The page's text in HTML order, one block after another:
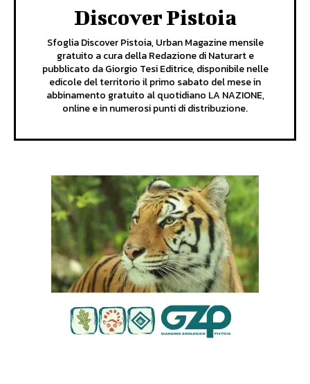
Discover Pistoia
Sfoglia Discover Pistoia, Urban Magazine mensile
gratuito a cura della Redazione di Naturart e
pubblicato da Giorgio Tesi Editrice, disponibile nelle
edicole del territorio il primo sabato del mese in
abbinamento gratuito al quotidiano LA NAZIONE,
online e in numerosi punti di distribuzione.